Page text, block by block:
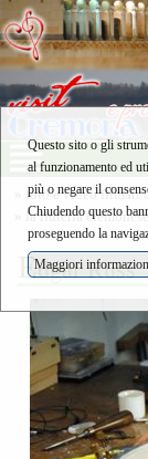
» foto e video filmati
»
la liuteria
Edgar Russ
Questo sito o gli
al funzionamento ed
più o negare il
Chiudendo questo
proseguendo la
Maggiori